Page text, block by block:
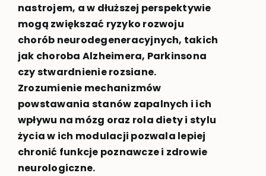
nastrojem, a w dłuższej perspektywie
mogą zwiększać ryzyko rozwoju
chorób neurodegeneracyjnych, takich
jak choroba Alzheimera, Parkinsona
czy stwardnienie rozsiane.
Zrozumienie mechanizmów
powstawania stanów zapalnych i ich
wpływu na mózg oraz rola diety i stylu
życia w ich modulacji pozwala lepiej
chronić funkcje poznawcze i zdrowie
neurologiczne.